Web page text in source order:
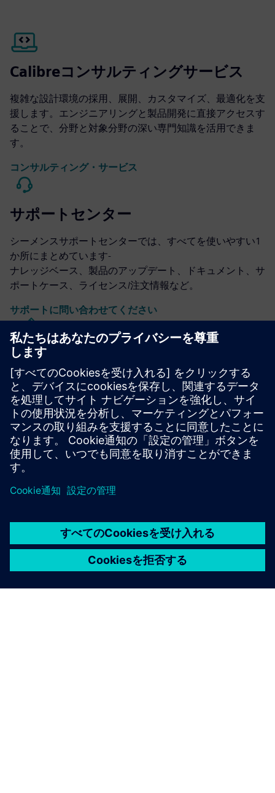
Calibreコンサルティングサービス
複雑な設計環境の採用、展開、カスタマイズ、最適化を支
援します。エンジニアリングと製品開発に直接アクセスす
ることで、分野と対象分野の深い専門知識を活用できま
す。
コンサルティング・サービス
サポートセンター
シーメンスサポートセンターでは、すべてを使いやすい1
か所にまとめています-
ナレッジベース、製品のアップデート、ドキュメント、サ
ポートケース、ライセンス/注文情報など。
サポートに問い合わせてください
キャリバーICの設計と製造
Calibreツールスイートは、リソースの使用量とテープアウ
トスケジュールを最小限に抑えながら、すべてのプロセス
ノードと設計スタイルにわたって正確で効率的かつ包括的
なIC検証と最適化を実現します。
専門家から学ぶ